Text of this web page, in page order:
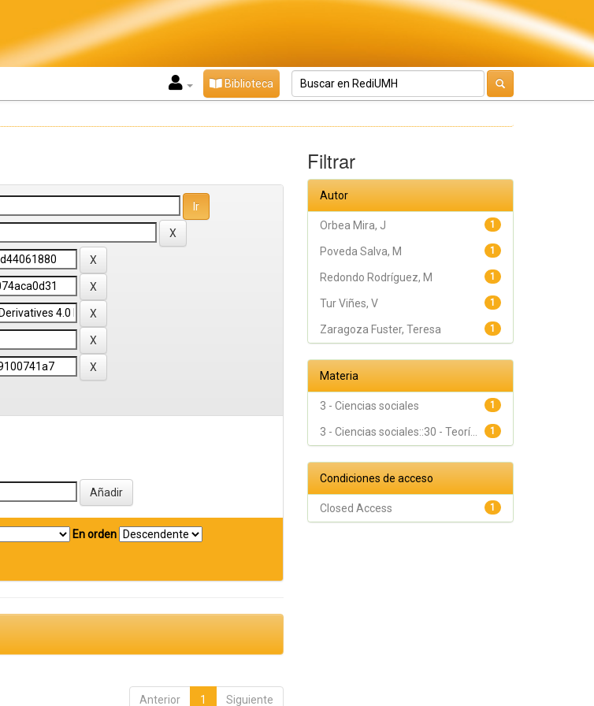
Biblioteca
En orden
Anterior 1 Siguiente
Filtrar
Autor
1
Orbea Mira, J
1
Poveda Salva, M
1
Redondo Rodríguez, M
1
Tur Viñes, V
1
Zaragoza Fuster, Teresa
Materia
1
3 - Ciencias sociales
1
3 - Ciencias sociales::30 - Teorí...
Condiciones de acceso
1
Closed Access